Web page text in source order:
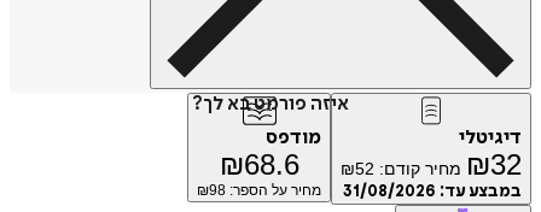
איזה פורמט בא לך?
₪ מחיר קודם: ₪52
עד:31/08/2026
מודפס
₪68.6
מחיר על הספר: ₪98